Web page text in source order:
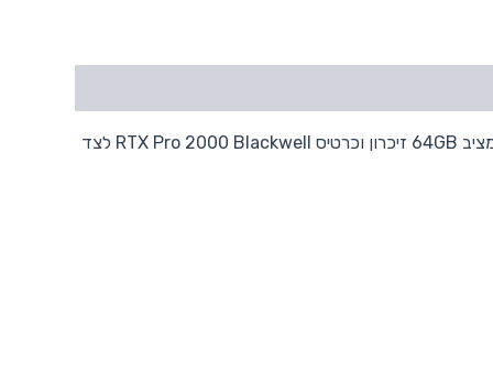
תחנת עבודה ניידת מסדרת Lenovo ThinkPad P1 Gen 8, לצוותי תכן, וידאו ותלת-ממד הזקוקים לעוצמה גרפית בשטח. המפרט מציב 64GB זיכרון וכרטיס RTX Pro 2000 Blackwell לצד